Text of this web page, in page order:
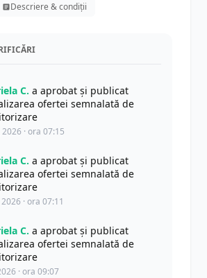
Descriere & condiții
C. a aprobat și publicat
ofertei semnalată de
· ora 07:15
C. a aprobat și publicat
ofertei semnalată de
· ora 07:11
C. a aprobat și publicat
ofertei semnalată de
· ora 09:07